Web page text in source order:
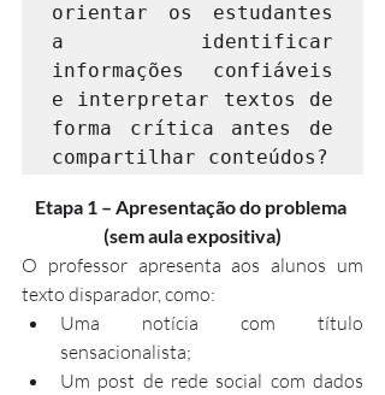
orientar os estudantes
a identificar
informações confiáveis
e interpretar textos de
forma crítica antes de
compartilhar conteúdos?
Etapa 1 – Apresentação do problema
(sem aula expositiva)
O professor apresenta aos alunos um
texto disparador, como:
Uma notícia com título
sensacionalista;
Um post de rede social com dados